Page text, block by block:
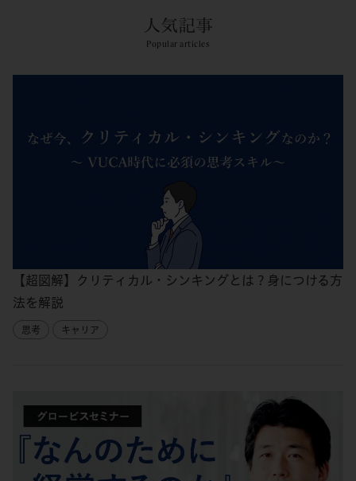
人気記事
Popular articles
【超図解】クリティカル・シンキングとは？身につける方
法を解説
思考 キャリア